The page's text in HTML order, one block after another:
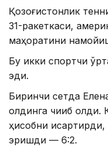
Қозоғистонлик
31-ракеткаси,
маҳоратини
Бу икки спортчи
эди.
Биринчи сетда
олдинга чиқиб
ҳисобни
эришди — 6:2.